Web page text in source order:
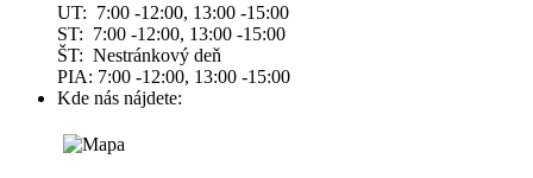
UT: 7:00 -12:00, 13:00 -15:00
ST: 7:00 -12:00, 13:00 -15:00
ŠT: Nestránkový deň
PIA: 7:00 -12:00, 13:00 -15:00
Kde nás nájdete: